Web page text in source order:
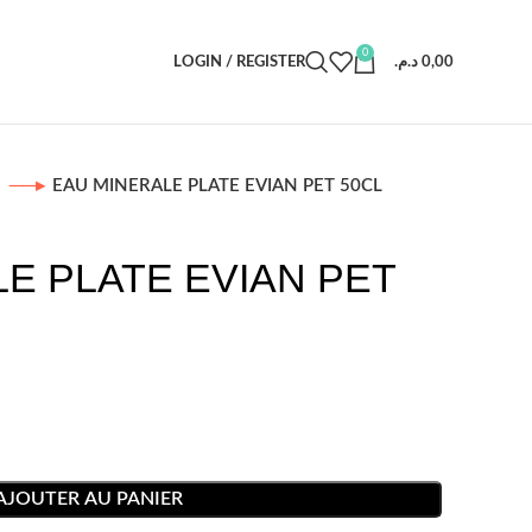
LOGIN / REGISTER
0
0,00 د.م.
EAU MINERALE PLATE EVIAN PET 50CL
PLATE EVIAN PET
AU PANIER